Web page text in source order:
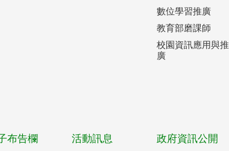
數位學習推廣
教育部磨課師
校園資訊應用與推
廣
布告欄 活動訊息 政府資訊公開